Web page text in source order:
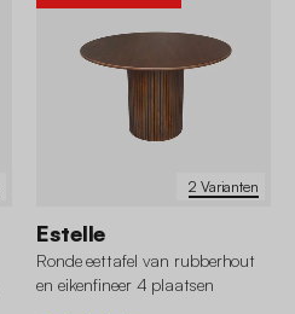
2 Varianten
Estelle
Ronde eettafel van rubberhout
en eikenfineer 4 plaatsen